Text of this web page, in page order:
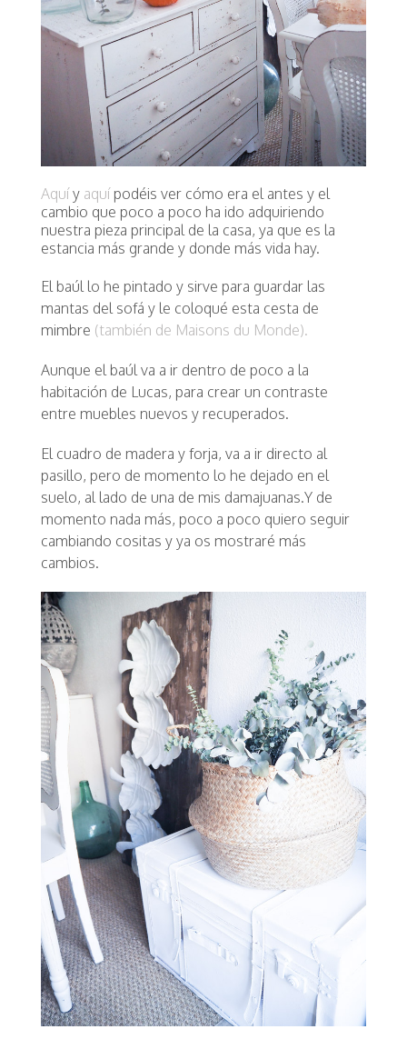
Aquíy aquí podéis ver cómo era el antes y el
cambio que poco a poco ha ido adquiriendo
nuestra pieza principal de la casa, ya que es la
estancia más grande y donde más vida hay.
El baúl lo he pintado y sirve para guardar las
mantas del sofá y le coloqué esta cesta de
mimbre (también de Maisons du Monde).
Aunque el baúl va a ir dentro de poco a la
habitación de Lucas, para crear un contraste
entre muebles nuevos y recuperados.
El cuadro de madera y forja, va a ir directo al
pasillo, pero de momento lo he dejado en el
suelo, al lado de una de mis damajuanas.Y de
momento nada más, poco a poco quiero seguir
cambiando cositas y ya os mostraré más
cambios.